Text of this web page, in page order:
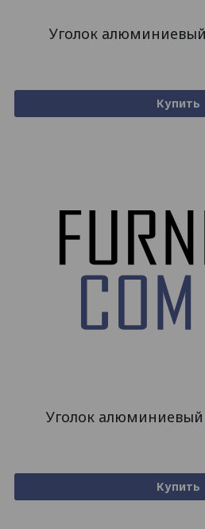
Уголок алюминиевый
Купить
Уголок алюминиевый
Купить